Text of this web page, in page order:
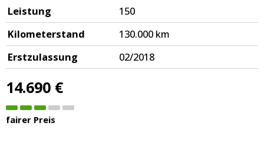
Leistung
150
Kilometerstand
130.000 km
Erstzulassung
02/2018
14.690 €
fairer Preis